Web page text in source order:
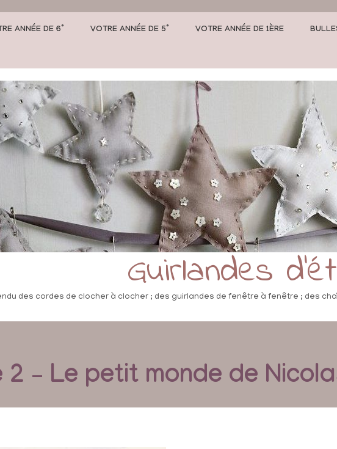
ANNÉE DE 6° VOTRE ANNÉE DE 5° VOTRE ANNÉE DE 1ÈRE
Guirlandes
des cordes de clocher à clocher ; des guirlandes de fenêtre à fenêtre ; des
2 – Le petit monde de